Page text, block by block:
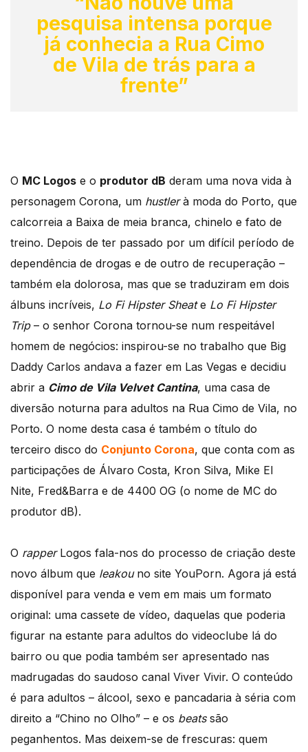
pesquisa intensa porque
já conhecia a Rua Cimo
de Vila de trás para a
frente”
O MC Logos e o produtor dB deram uma nova vida à
personagem Corona, um hustlerà moda do Porto, que
calcorreia a Baixa de meia branca, chinelo e fato de
treino. Depois de ter passado por um difícil período de
dependência de drogas e de outro de recuperação –
também ela dolorosa, mas que se traduziram em dois
álbuns incríveis, Lo Fi Hipster Sheate Lo Fi Hipster
Trip – o senhor Corona tornou-se num respeitável
homem de negócios: inspirou-se no trabalho que Big
Daddy Carlos andava a fazer em Las Vegas e decidiu
abrir a Cimo de Vila Velvet Cantina, uma casa de
diversão noturna para adultos na Rua Cimo de Vila, no
Porto. O nome desta casa é também o título do
terceiro disco do Conjunto Corona, que conta com as
participações de Álvaro Costa, Kron Silva, Mike El
Nite, Fred&Barra e de 4400 OG (o nome de MC do
produtor dB).
O rapperLogos fala-nos do processo de criação deste
novo álbum que leakouno site YouPorn. Agora já está
disponível para venda e vem em mais um formato
original: uma cassete de vídeo, daquelas que poderia
figurar na estante para adultos do videoclube lá do
bairro ou que podia também ser apresentado nas
madrugadas do saudoso canal Viver Vivir. O conteúdo
é para adultos – álcool, sexo e pancadaria à séria com
direito a “Chino no Olho” – e os beatssão
peganhentos. Mas deixem-se de frescuras: quem